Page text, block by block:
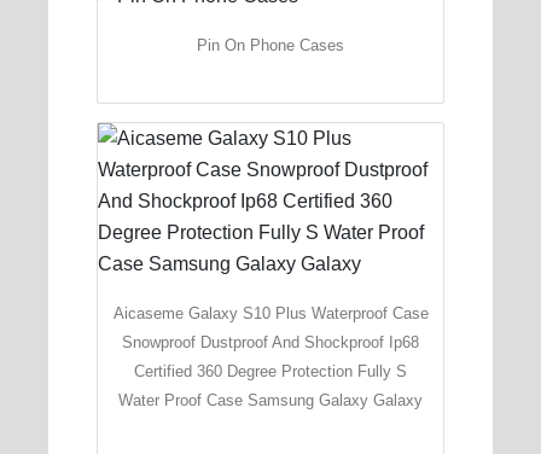
Pin On Phone Cases
Aicaseme Galaxy S10 Plus Waterproof Case
Snowproof Dustproof And Shockproof Ip68
Certified 360 Degree Protection Fully S
Water Proof Case Samsung Galaxy Galaxy